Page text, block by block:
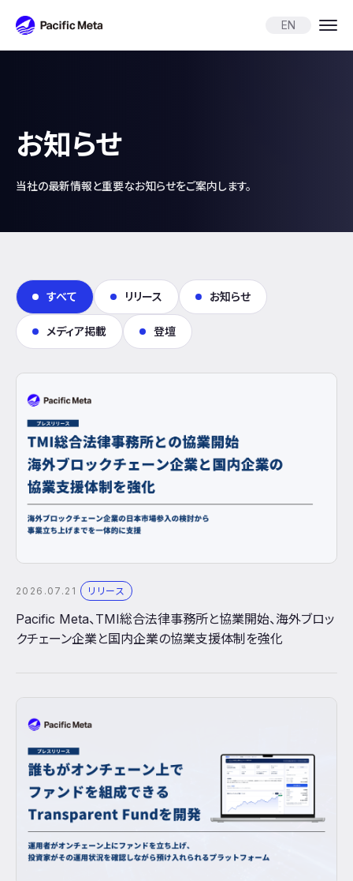
EN
お知らせ
当社の最新情報と重要なお知らせをご案内します。
すべて リリース お知らせ
メディア掲載 登壇
2026.07.21 リリース
Pacific Meta、TMI総合法律事務所と協業開始、海外ブロッ
クチェーン企業と国内企業の協業支援体制を強化